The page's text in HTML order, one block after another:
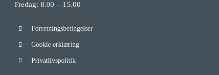
Fredag: 8.00 – 15.00
Forretningsbetingelser
Cookie erklæring
Privatlivspolitik